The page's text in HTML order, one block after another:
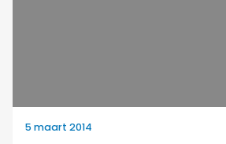
5 maart 2014